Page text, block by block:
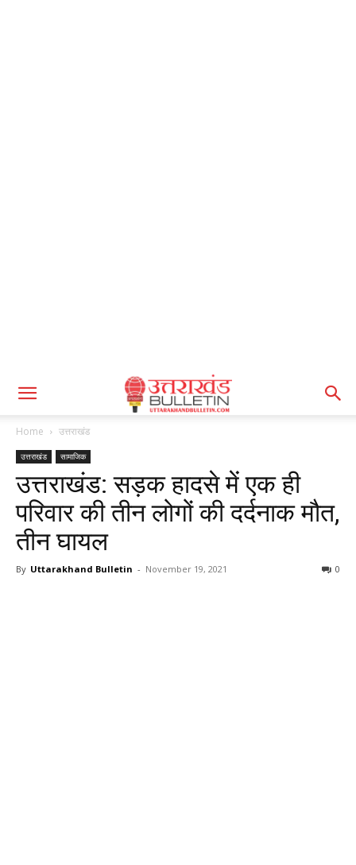
Home उत्तराखंड
उत्तराखंड सामाजिक
उत्तराखंड: सड़क हादसे में एक ही
परिवार की तीन लोगों की दर्दनाक मौत,
तीन घायल
By Uttarakhand Bulletin - November 19, 2021 0